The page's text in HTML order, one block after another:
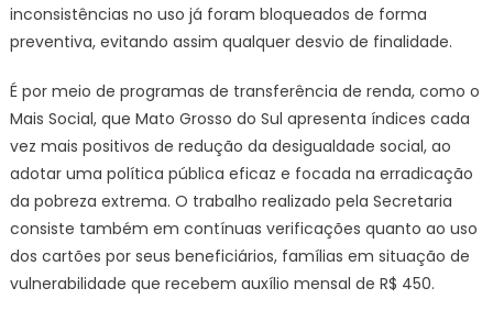
inconsistências no uso já foram bloqueados de forma
preventiva, evitando assim qualquer desvio de finalidade.
É por meio de programas de transferência de renda, como o
Mais Social, que Mato Grosso do Sul apresenta índices cada
vez mais positivos de redução da desigualdade social, ao
adotar uma política pública eficaz e focada na erradicação
da pobreza extrema. O trabalho realizado pela Secretaria
consiste também em contínuas verificações quanto ao uso
dos cartões por seus beneficiários, famílias em situação de
vulnerabilidade que recebem auxílio mensal de R$ 450.